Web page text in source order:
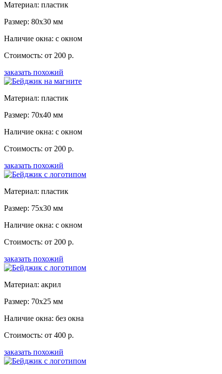
Материал: пластик
Размер: 80x30 мм
Наличие окна: с окном
Стоимость: от 200 р.
заказать похожий
Материал: пластик
Размер: 70x40 мм
Наличие окна: с окном
Стоимость: от 200 р.
заказать похожий
Материал: пластик
Размер: 75x30 мм
Наличие окна: с окном
Стоимость: от 200 р.
заказать похожий
Материал: акрил
Размер: 70x25 мм
Наличие окна: без окна
Стоимость: от 400 р.
заказать похожий